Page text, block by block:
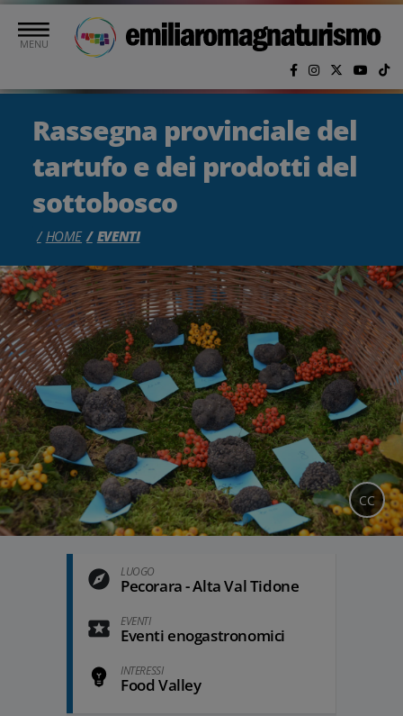
Vai al contenuto principale
MENU
Rassegna provinciale del
tartufo e dei prodotti del
sottobosco
HOME EVENTI
CC
LUOGO
Pecorara - Alta Val Tidone
EVENTI
Eventi enogastronomici
INTERESSI
Food Valley